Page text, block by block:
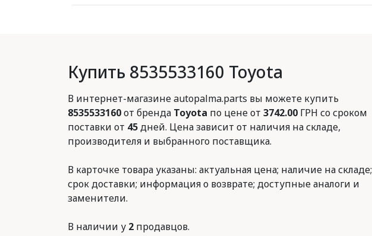
Купить 8535533160 Toyota
В интернет-магазине autopalma.parts вы можете купить
8535533160от бренда Toyota по цене от 3742.00 ГРН со сроком
поставки от 45дней. Цена зависит от наличия на складе,
производителя и выбранного поставщика.
В карточке товара указаны: актуальная цена; наличие на складе;
срок доставки; информация о возврате; доступные аналоги и
заменители.
В наличии у 2 продавцов.